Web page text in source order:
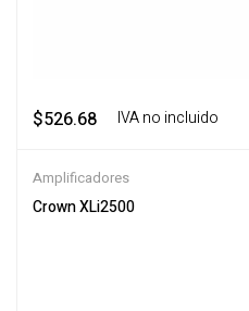
$526.68 ‎ ‎ ‎ IVA no incluido
Amplificadores
Crown XLi2500